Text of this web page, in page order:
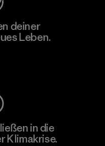
deiner
Leben.
in die
Klimakrise.